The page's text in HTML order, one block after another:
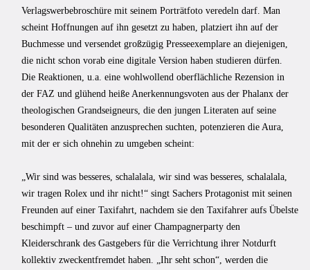
Verlagswerbebroschüre mit seinem Porträtfoto veredeln darf. Man
scheint Hoffnungen auf ihn gesetzt zu haben, platziert ihn auf der
Buchmesse und versendet großzügig Presseexemplare an diejenigen,
die nicht schon vorab eine digitale Version haben studieren dürfen.
Die Reaktionen, u.a. eine wohlwollend oberflächliche Rezension in
der FAZ und glühend heiße Anerkennungsvoten aus der Phalanx der
theologischen Grandseigneurs, die den jungen Literaten auf seine
besonderen Qualitäten anzusprechen suchten, potenzieren die Aura,
mit der er sich ohnehin zu umgeben scheint:
„Wir sind was besseres, schalalala, wir sind was besseres, schalalala,
wir tragen Rolex und ihr nicht!“ singt Sachers Protagonist mit seinen
Freunden auf einer Taxifahrt, nachdem sie den Taxifahrer aufs Übelste
beschimpft – und zuvor auf einer Champagnerparty den
Kleiderschrank des Gastgebers für die Verrichtung ihrer Notdurft
kollektiv zweckentfremdet haben. „Ihr seht schon“, werden die